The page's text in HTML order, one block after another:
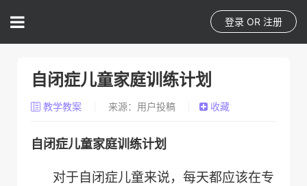
登录 OR 注册
自闭症儿童家庭训练计划
教学教案 来源：用户投稿 收藏
自闭症儿童家庭训练计划
对于自闭症儿童来说，每天都应该在专